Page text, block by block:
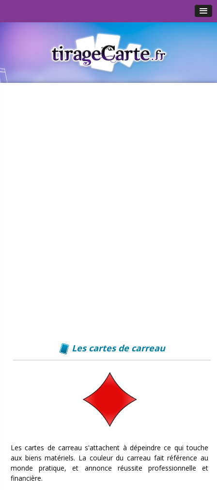
Les cartes de carreau
Les cartes de carreau s'attachent à dépeindre ce qui touche
aux biens matériels. La couleur du carreau fait référence au
monde pratique, et annonce réussite professionnelle et
financière.